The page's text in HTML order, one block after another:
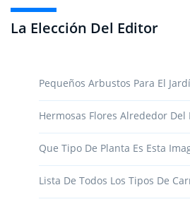
La Elección Del Editor
Pequeños Arbustos Para El
Hermosas Flores Alrededor
Que Tipo De Planta Es Esta
Lista De Todos Los Tipos De